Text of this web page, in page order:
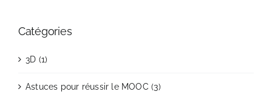
Catégories
3D (1)
Astuces pour réussir le MOOC (3)